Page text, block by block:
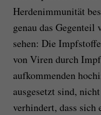
Herdenimmunität
genau das
sehen: Die
von Viren durch
aufkommenden
ausgesetzt sind,
verhindert, dass